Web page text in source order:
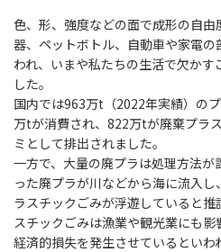
色、形、強度などの面で成形の自
器、ペットボトル、自動車や家電
われ、いまや私たちの生活で欠か
した。
国内では963万t（2022年実績）の
万tが消費され、822万tが廃棄プラ
ミとして排出されました。
一方で、大量の廃プラは処理方法
った廃プラが川などから海に流入
ラスチックごみが浮遊していると
スチックごみは漁業や観光業にも
経済的損失を発生させているといわ